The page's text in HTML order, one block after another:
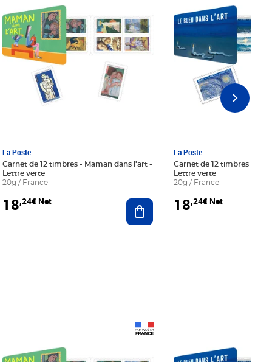
au panier
La Poste
Carnet de 12 timbres - Maman dans l'art -
Lettre verte
20g / France
18,24€ Net Ajouter au panier
La Poste
Carnet de 12 timbres - Le
Lettre verte
20g / France
18,24€ Net